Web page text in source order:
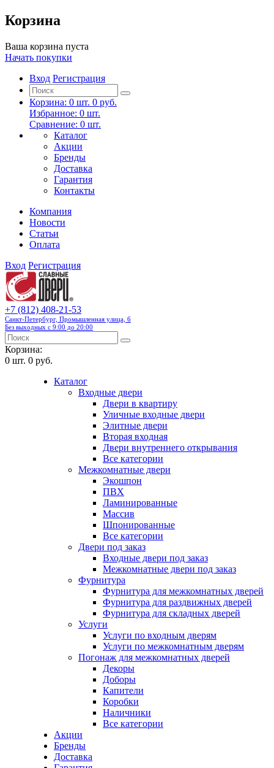
Корзина
Ваша корзина пуста
Начать покупки
Вход Регистрация
Корзина: 0 шт. 0 руб.
Избранное: 0 шт.
Сравнение: 0 шт.
Каталог
Акции
Бренды
Доставка
Гарантия
Контакты
Компания
Новости
Статьи
Оплата
Вход Регистрация
+7 (812) 408-21-53
Санкт-Петербург, Промышленная улица, 6
Без выходных с 9:00 до 20:00
Корзина:
0 шт. 0 руб.
Каталог
Входные двери
Двери в квартиру
Уличные входные двери
Элитные двери
Вторая входная
Двери внутреннего открывания
Все категории
Межкомнатные двери
Экошпон
ПВХ
Ламинированные
Массив
Шпонированные
Все категории
Двери под заказ
Входные двери под заказ
Межкомнатные двери под заказ
Фурнитура
Фурнитура для межкомнатных дверей
Фурнитура для раздвижных дверей
Фурнитура для складных дверей
Услуги
Услуги по входным дверям
Услуги по межкомнатным дверям
Погонаж для межкомнатных дверей
Декоры
Доборы
Капители
Коробки
Наличники
Все категории
Акции
Бренды
Доставка